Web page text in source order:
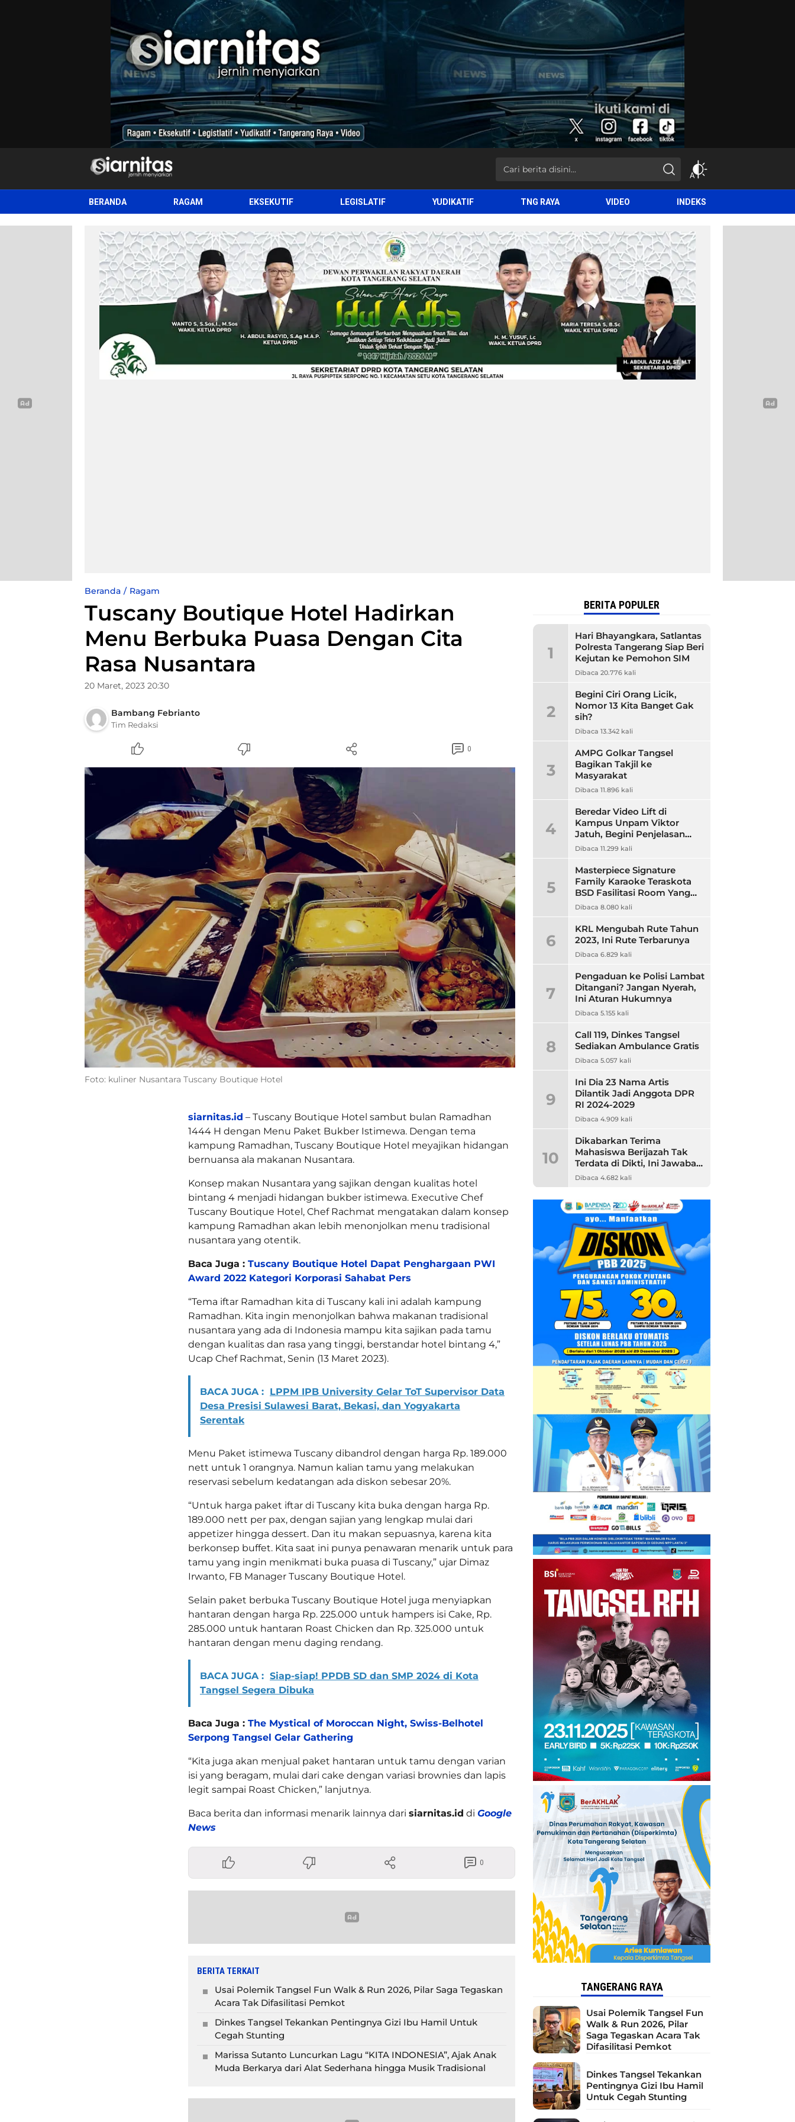
siarnitas
Jernih Menyiarkan
BERANDA RAGAM EKSEKUTIF LEGISLATIF YUDIKATIF TNG RAYA VIDEO INDEKS
Beranda Ragam
Tuscany Boutique Hotel Hadirkan
Menu Berbuka Puasa Dengan Cita
Rasa Nusantara
20 Maret, 2023 20:30
Bambang Febrianto
Tim Redaksi
0
Foto: kuliner Nusantara Tuscany Boutique Hotel
siarnitas.id – Tuscany Boutique Hotel sambut bulan Ramadhan
1444 H dengan Menu Paket Bukber Istimewa. Dengan tema
kampung Ramadhan, Tuscany Boutique Hotel meyajikan hidangan
bernuansa ala makanan Nusantara.
Konsep makan Nusantara yang sajikan dengan kualitas hotel
bintang 4 menjadi hidangan bukber istimewa. Executive Chef
Tuscany Boutique Hotel, Chef Rachmat mengatakan dalam konsep
kampung Ramadhan akan lebih menonjolkan menu tradisional
nusantara yang otentik.
Baca Juga : Tuscany Boutique Hotel Dapat Penghargaan PWI
Award 2022 Kategori Korporasi Sahabat Pers
“Tema iftar Ramadhan kita di Tuscany kali ini adalah kampung
Ramadhan. Kita ingin menonjolkan bahwa makanan tradisional
nusantara yang ada di Indonesia mampu kita sajikan pada tamu
dengan kualitas dan rasa yang tinggi, berstandar hotel bintang 4,”
Ucap Chef Rachmat, Senin (13 Maret 2023).
BACA JUGA : LPPM IPB University Gelar ToT Supervisor Data
Desa Presisi Sulawesi Barat, Bekasi, dan Yogyakarta
Serentak
Menu Paket istimewa Tuscany dibandrol dengan harga Rp. 189.000
nett untuk 1 orangnya. Namun kalian tamu yang melakukan
reservasi sebelum kedatangan ada diskon sebesar 20%.
“Untuk harga paket iftar di Tuscany kita buka dengan harga Rp.
189.000 nett per pax, dengan sajian yang lengkap mulai dari
appetizer hingga dessert. Dan itu makan sepuasnya, karena kita
berkonsep buffet. Kita saat ini punya penawaran menarik untuk para
tamu yang ingin menikmati buka puasa di Tuscany,” ujar Dimaz
Irwanto, FB Manager Tuscany Boutique Hotel.
Selain paket berbuka Tuscany Boutique Hotel juga menyiapkan
hantaran dengan harga Rp. 225.000 untuk hampers isi Cake, Rp.
285.000 untuk hantaran Roast Chicken dan Rp. 325.000 untuk
hantaran dengan menu daging rendang.
BACA JUGA : Siap-siap! PPDB SD dan SMP 2024 di Kota
Tangsel Segera Dibuka
Baca Juga : The Mystical of Moroccan Night, Swiss-Belhotel
Serpong Tangsel Gelar Gathering
“Kita juga akan menjual paket hantaran untuk tamu dengan varian
isi yang beragam, mulai dari cake dengan variasi brownies dan lapis
legit sampai Roast Chicken,” lanjutnya.
Baca berita dan informasi menarik lainnya dari siarnitas.id di Google
News
0
BERITA TERKAIT
Usai Polemik Tangsel Fun Walk & Run 2026, Pilar Saga Tegaskan
Acara Tak Difasilitasi Pemkot
Dinkes Tangsel Tekankan Pentingnya Gizi Ibu Hamil Untuk
Cegah Stunting
Marissa Sutanto Luncurkan Lagu “KITA INDONESIA”, Ajak Anak
Muda Berkarya dari Alat Sederhana hingga Musik Tradisional
BERITA POPULER
1
Hari Bhayangkara, Satlantas
Polresta Tangerang Siap Beri
Kejutan ke Pemohon SIM
Dibaca 20.776 kali
2
Begini Ciri Orang Licik,
Nomor 13 Kita Banget Gak
sih?
Dibaca 13.342 kali
3
AMPG Golkar Tangsel
Bagikan Takjil ke
Masyarakat
Dibaca 11.896 kali
4
Beredar Video Lift di
Kampus Unpam Viktor
Jatuh, Begini Penjelasan
Rektor Unpam
Dibaca 11.299 kali
5
Masterpiece Signature
Family Karaoke Teraskota
BSD Fasilitasi Room Yang
Nyaman dan Harga
Dibaca 8.080 kali
6
KRL Mengubah Rute Tahun
2023, Ini Rute Terbarunya
Dibaca 6.829 kali
7
Pengaduan ke Polisi Lambat
Ditangani? Jangan Nyerah,
Ini Aturan Hukumnya
Dibaca 5.155 kali
8
Call 119, Dinkes Tangsel
Sediakan Ambulance Gratis
Dibaca 5.057 kali
9
Ini Dia 23 Nama Artis
Dilantik Jadi Anggota DPR
RI 2024-2029
Dibaca 4.909 kali
10
Dikabarkan Terima
Mahasiswa Berijazah Tak
Terdata di Dikti, Ini Jawaban
Unpam
Dibaca 4.682 kali
TANGERANG RAYA
Usai Polemik Tangsel Fun
Walk & Run 2026, Pilar
Saga Tegaskan Acara Tak
Difasilitasi Pemkot
Dinkes Tangsel Tekankan
Pentingnya Gizi Ibu Hamil
Untuk Cegah Stunting